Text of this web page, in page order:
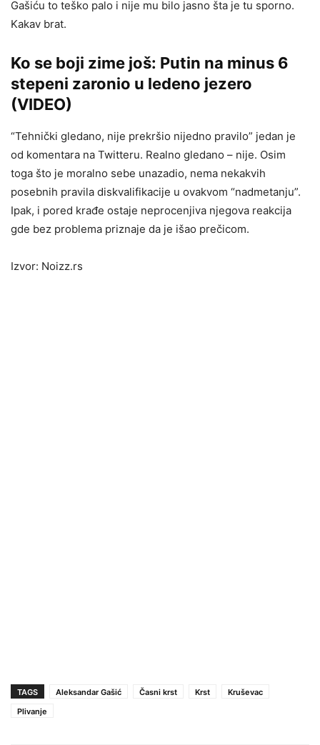
Gašiću to teško palo i nije mu bilo jasno šta je tu sporno.
Kakav brat.
Ko se boji zime još: Putin na minus 6
stepeni zaronio u ledeno jezero
(VIDEO)
“Tehnički gledano, nije prekršio nijedno pravilo” jedan je
od komentara na Twitteru. Realno gledano – nije. Osim
toga što je moralno sebe unazadio, nema nekakvih
posebnih pravila diskvalifikacije u ovakvom “nadmetanju”.
Ipak, i pored krađe ostaje neprocenjiva njegova reakcija
gde bez problema priznaje da je išao prečicom.
Izvor: Noizz.rs
TAGS Aleksandar Gašić Časni krst Krst
Kruševac
Plivanje